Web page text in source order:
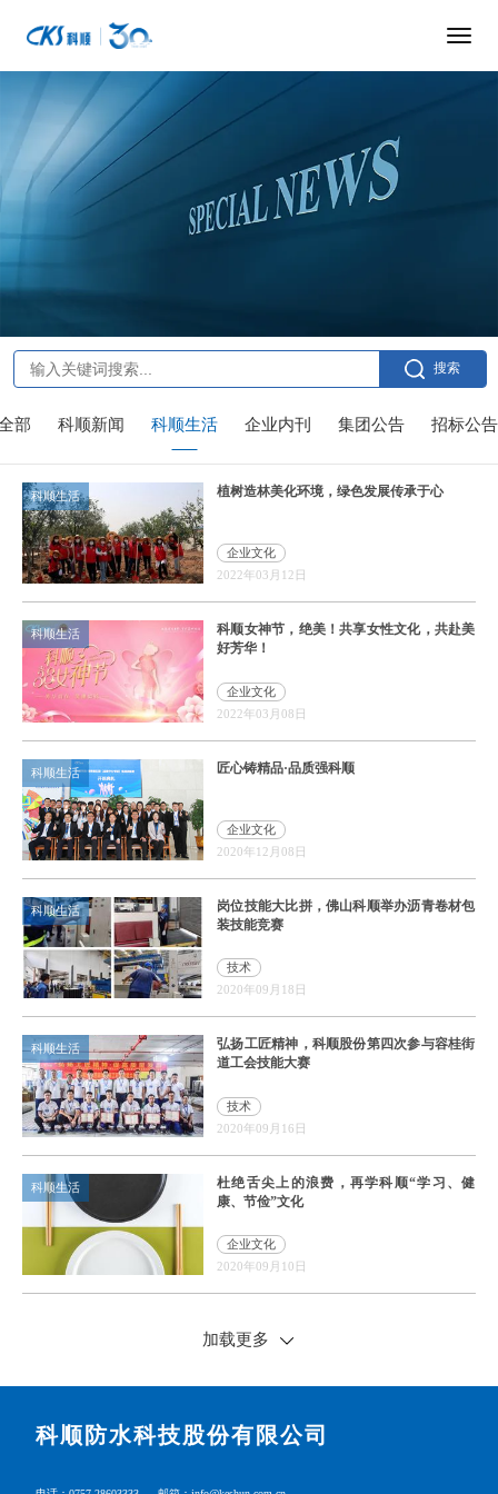
搜索
部 科顺新闻 科顺生活 企业内刊 集团公告 招标公告
科顺生活 植树造林美化环境，绿色发展传承于心
企业文化
2022年03月12日
科顺生活
科顺女神节，绝美！共享女性文化，共赴美
好芳华！
企业文化
2022年03月08日
科顺生活 匠心铸精品·品质强科顺
企业文化
2020年12月08日
科顺生活
岗位技能大比拼，佛山科顺举办沥青卷材包
装技能竞赛
技术
2020年09月18日
科顺生活
弘扬工匠精神，科顺股份第四次参与容桂街
道工会技能大赛
技术
2020年09月16日
科顺生活
杜绝舌尖上的浪费，再学科顺“学习、健
康、节俭”文化
企业文化
2020年09月10日
加载更多
科顺防水科技股份有限公司